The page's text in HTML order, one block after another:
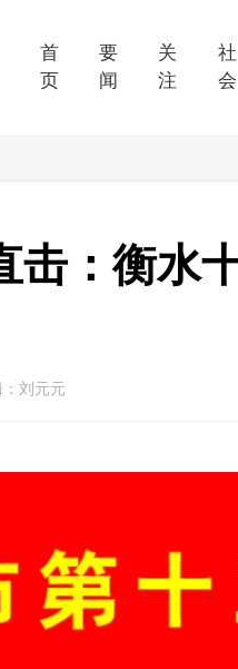
首
页
要
闻
关
注
社
会
击：衡水
刘元元